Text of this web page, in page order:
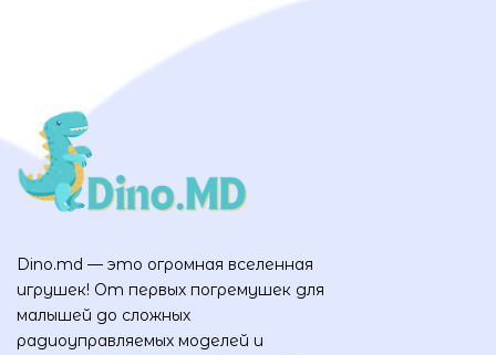
Dino.md — это огромная вселенная
игрушек! От первых погремушек для
малышей до сложных
радиоуправляемых моделей и